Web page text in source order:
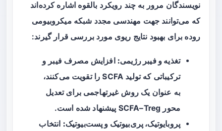
نویسندگان مرور به چند رویکرد بالقوه اشاره کرده‌اند
که می‌توانند جهت مهندسی مجدد شبکه میکروبیومی
روده برای بهبود نتایج ریوی مورد بررسی قرار گیرند:
تغذیه و فیبر رژیمی: افزایش مصرف فیبر و
ترکیباتی که تولید SCFA را تقویت می‌کنند،
به عنوان یک روش غیرتهاجمی برای تعدیل
محور SCFA–Treg پیشنهاد شده است.
پروبایوتیک، پری‌بیوتیک و پست‌بیوتیک: انتخاب